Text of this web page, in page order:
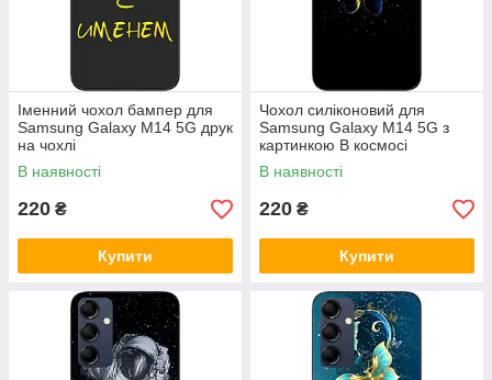
Іменний чохол бампер для
Samsung Galaxy M14 5G друк
на чохлі
В наявності
220 ₴
Купити
Чохол силіконовий для
Samsung Galaxy M14 5G з
картинкою В космосі
В наявності
220 ₴
Купити